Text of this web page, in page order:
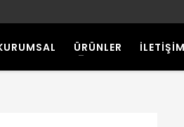
ÜRÜNLER İLETİŞİM